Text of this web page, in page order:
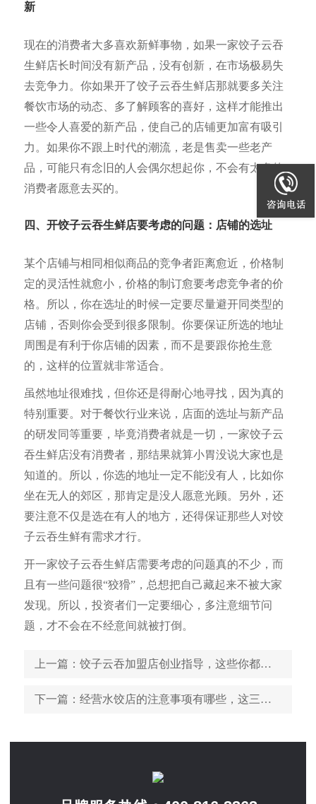
新
现在的消费者大多喜欢新鲜事物，如果一家饺子云吞
生鲜店长时间没有新产品，没有创新，在市场极易失
去竞争力。你如果开了饺子云吞生鲜店那就要多关注
餐饮市场的动态、多了解顾客的喜好，这样才能推出
一些令人喜爱的新产品，使自己的店铺更加富有吸引
力。如果你不跟上时代的潮流，老是售卖一些老产
品，可能只有念旧的人会偶尔想起你，不会有太多的
消费者愿意去买的。
四、开饺子云吞生鲜店要考虑的问题：店铺的选址
某个店铺与相同相似商品的竞争者距离愈近，价格制
定的灵活性就愈小，价格的制订愈要考虑竞争者的价
格。所以，你在选址的时候一定要尽量避开同类型的
店铺，否则你会受到很多限制。你要保证所选的地址
周围是有利于你店铺的因素，而不是要跟你抢生意
的，这样的位置就非常适合。
虽然地址很难找，但你还是得耐心地寻找，因为真的
特别重要。对于餐饮行业来说，店面的选址与新产品
的研发同等重要，毕竟消费者就是一切，一家饺子云
吞生鲜店没有消费者，那结果就算小胃没说大家也是
知道的。所以，你选的地址一定不能没有人，比如你
坐在无人的郊区，那肯定是没人愿意光顾。另外，还
要注意不仅是选在有人的地方，还得保证那些人对饺
子云吞生鲜有需求才行。
开一家饺子云吞生鲜店需要考虑的问题真的不少，而
且有一些问题很“狡猾”，总想把自己藏起来不被大家
发现。所以，投资者们一定要细心，多注意细节问
题，才不会在不经意间就被打倒。
上一篇 ：饺子云吞加盟店创业指导，这些你都做到了吗
下一篇 ：经营水饺店的注意事项有哪些，这三点一定要知道